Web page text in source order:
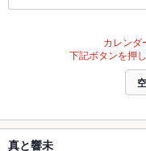
カレンダ
下記ボタンを押
真と響未